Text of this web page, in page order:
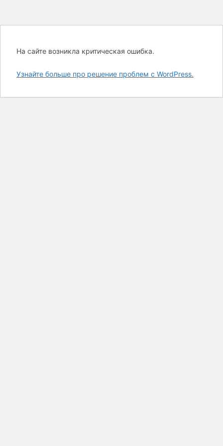
На сайте возникла критическая ошибка.
Узнайте больше про решение проблем с WordPress.